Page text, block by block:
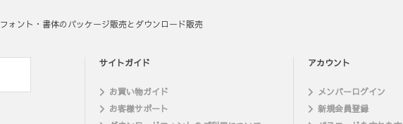
フォント・書体のパッケージ販売とダウンロード販売
サイトガイド
お買い物ガイド
お客様サポート
アカウント
メンバーログイン
新規会員登録